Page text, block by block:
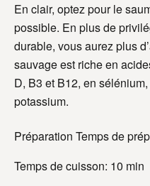
En clair, optez pour le
possible. En plus de
durable, vous aurez plus
sauvage est riche en
D, B3 et B12, en
potassium.
Préparation Temps de
Temps de cuisson: 10 min